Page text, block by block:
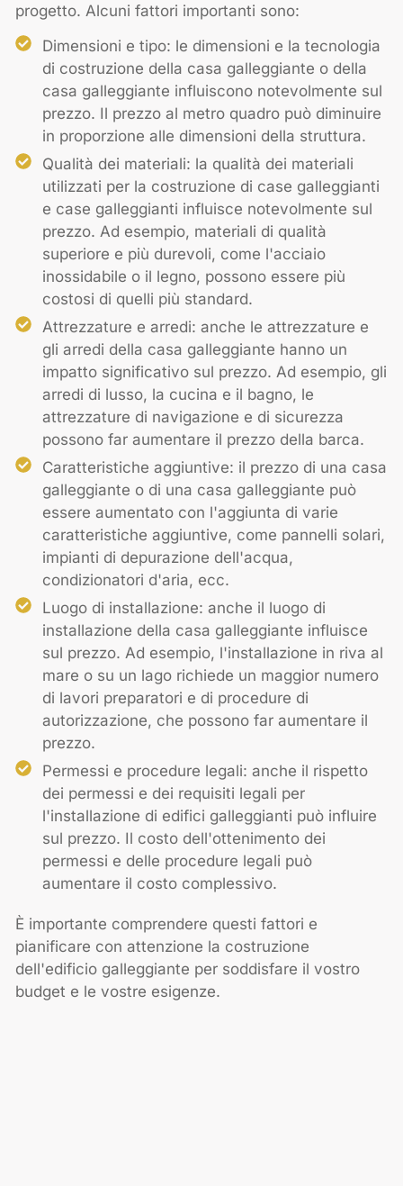
progetto. Alcuni fattori importanti sono:
Dimensioni e tipo: le dimensioni e la tecnologia
di costruzione della casa galleggiante o della
casa galleggiante influiscono notevolmente sul
prezzo. Il prezzo al metro quadro può diminuire
in proporzione alle dimensioni della struttura.
Qualità dei materiali: la qualità dei materiali
utilizzati per la costruzione di case galleggianti
e case galleggianti influisce notevolmente sul
prezzo. Ad esempio, materiali di qualità
superiore e più durevoli, come l'acciaio
inossidabile o il legno, possono essere più
costosi di quelli più standard.
Attrezzature e arredi: anche le attrezzature e
gli arredi della casa galleggiante hanno un
impatto significativo sul prezzo. Ad esempio, gli
arredi di lusso, la cucina e il bagno, le
attrezzature di navigazione e di sicurezza
possono far aumentare il prezzo della barca.
Caratteristiche aggiuntive: il prezzo di una casa
galleggiante o di una casa galleggiante può
essere aumentato con l'aggiunta di varie
caratteristiche aggiuntive, come pannelli solari,
impianti di depurazione dell'acqua,
condizionatori d'aria, ecc.
Luogo di installazione: anche il luogo di
installazione della casa galleggiante influisce
sul prezzo. Ad esempio, l'installazione in riva al
mare o su un lago richiede un maggior numero
di lavori preparatori e di procedure di
autorizzazione, che possono far aumentare il
prezzo.
Permessi e procedure legali: anche il rispetto
dei permessi e dei requisiti legali per
l'installazione di edifici galleggianti può influire
sul prezzo. Il costo dell'ottenimento dei
permessi e delle procedure legali può
aumentare il costo complessivo.
È importante comprendere questi fattori e
pianificare con attenzione la costruzione
dell'edificio galleggiante per soddisfare il vostro
budget e le vostre esigenze.